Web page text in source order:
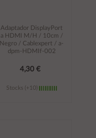
Adaptador DisplayPort
a HDMI M/H / 10cm /
Negro / Cablexpert / a-
dpm-HDMIf-002
4,30 €
Stocks (+10)